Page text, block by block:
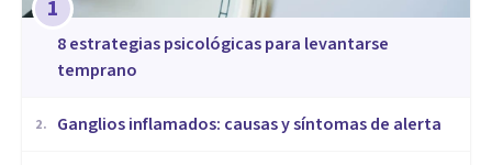
1
8 estrategias psicológicas para levantarse
temprano
2. Ganglios inflamados: causas y síntomas de alerta